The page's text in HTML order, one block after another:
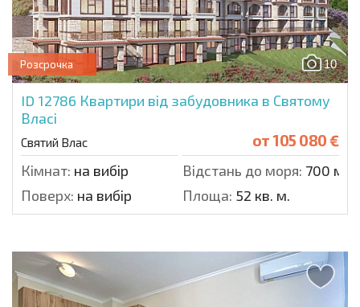
10
Розсрочка
ID 12786 Квартири від забудовника в Святому
Власі
Святий Влас от105 080 €
Кімнат: на вибір Відстань до моря: 700 м.
Поверх: на вибір Площа: 52 кв. м.